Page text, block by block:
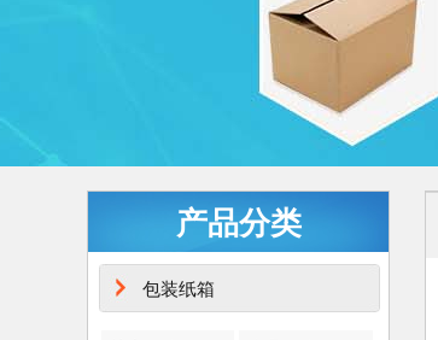
产品分类
包装纸箱